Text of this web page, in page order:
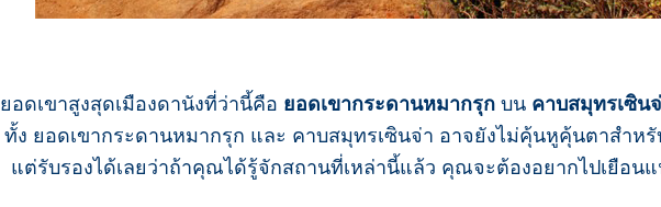
ยอดเขาสูงสุดเมืองดานังที่ว่านี้คือ ยอดเขากระดานหมากรุก บน คาบสมุทรเซิน
ทั้ง ยอดเขากระดานหมากรุก และ คาบสมุทรเซินจ่า อาจยังไม่คุ้นหูคุ้นตาสำห
แต่รับรองได้เลยว่าถ้าคุณได้รู้จักสถานที่เหล่านี้แล้ว คุณจะต้องอยากไปเยือน